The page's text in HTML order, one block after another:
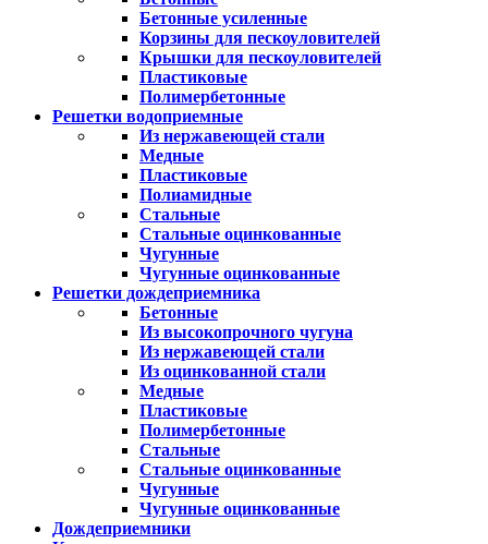
Бетонные усиленные
Корзины для пескоуловителей
Крышки для пескоуловителей
Пластиковые
Полимербетонные
Решетки водоприемные
Из нержавеющей стали
Медные
Пластиковые
Полиамидные
Стальные
Стальные оцинкованные
Чугунные
Чугунные оцинкованные
Решетки дождеприемника
Бетонные
Из высокопрочного чугуна
Из нержавеющей стали
Из оцинкованной стали
Медные
Пластиковые
Полимербетонные
Стальные
Стальные оцинкованные
Чугунные
Чугунные оцинкованные
Дождеприемники